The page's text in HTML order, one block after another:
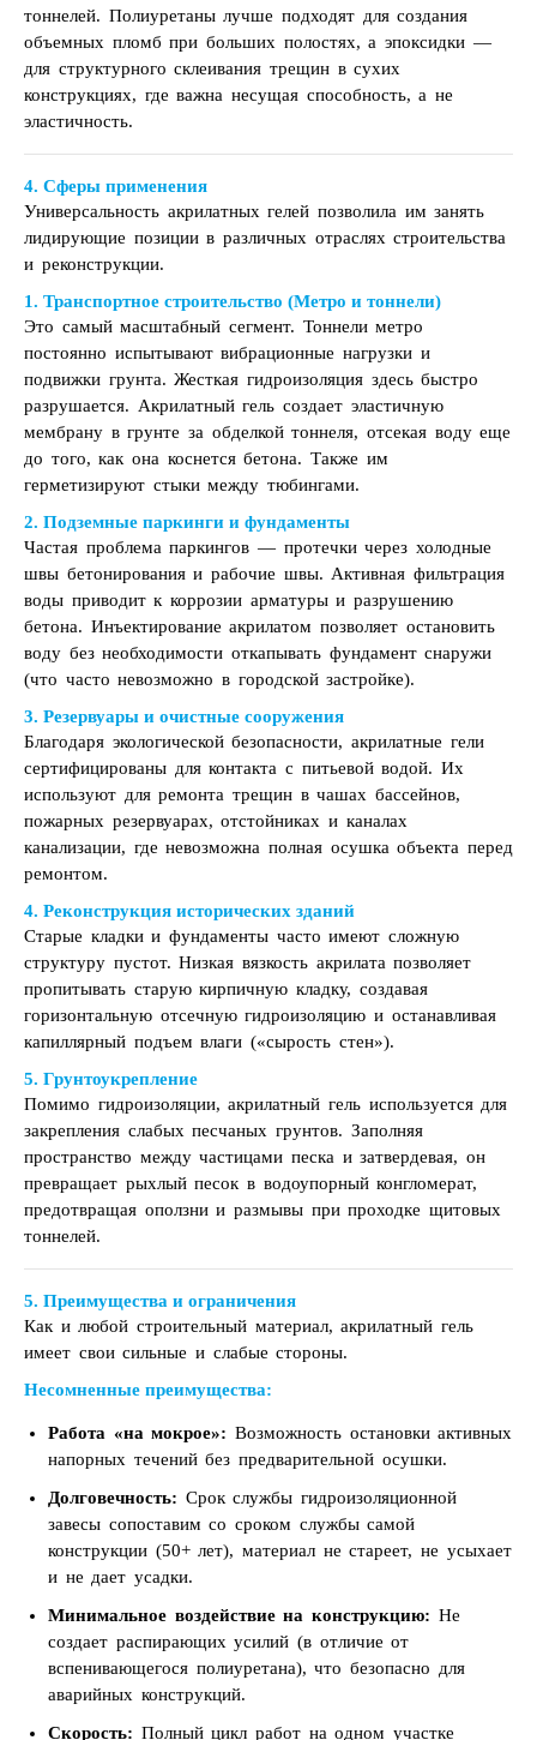
тоннелей. Полиуретаны лучше подходят для создания
объемных пломб при больших полостях, а эпоксидки —
для структурного склеивания трещин в сухих
конструкциях, где важна несущая способность, а не
эластичность.
4. Сферы применения
Универсальность акрилатных гелей позволила им занять
лидирующие позиции в различных отраслях строительства
и реконструкции.
1. Транспортное строительство (Метро и тоннели)
Это самый масштабный сегмент. Тоннели метро
постоянно испытывают вибрационные нагрузки и
подвижки грунта. Жесткая гидроизоляция здесь быстро
разрушается. Акрилатный гель создает эластичную
мембрану в грунте за обделкой тоннеля, отсекая воду еще
до того, как она коснется бетона. Также им
герметизируют стыки между тюбингами.
2. Подземные паркинги и фундаменты
Частая проблема паркингов — протечки через холодные
швы бетонирования и рабочие швы. Активная фильтрация
воды приводит к коррозии арматуры и разрушению
бетона. Инъектирование акрилатом позволяет остановить
воду без необходимости откапывать фундамент снаружи
(что часто невозможно в городской застройке).
3. Резервуары и очистные сооружения
Благодаря экологической безопасности, акрилатные гели
сертифицированы для контакта с питьевой водой. Их
используют для ремонта трещин в чашах бассейнов,
пожарных резервуарах, отстойниках и каналах
канализации, где невозможна полная осушка объекта перед
ремонтом.
4. Реконструкция исторических зданий
Старые кладки и фундаменты часто имеют сложную
структуру пустот. Низкая вязкость акрилата позволяет
пропитывать старую кирпичную кладку, создавая
горизонтальную отсечную гидроизоляцию и останавливая
капиллярный подъем влаги («сырость стен»).
5. Грунтоукрепление
Помимо гидроизоляции, акрилатный гель используется для
закрепления слабых песчаных грунтов. Заполняя
пространство между частицами песка и затвердевая, он
превращает рыхлый песок в водоупорный конгломерат,
предотвращая оползни и размывы при проходке щитовых
тоннелей.
5. Преимущества и ограничения
Как и любой строительный материал, акрилатный гель
имеет свои сильные и слабые стороны.
Несомненные преимущества:
Работа «на мокрое»: Возможность остановки активных
напорных течений без предварительной осушки.
Долговечность: Срок службы гидроизоляционной
завесы сопоставим со сроком службы самой
конструкции (50+ лет), материал не стареет, не усыхает
и не дает усадки.
Минимальное воздействие на конструкцию: Не
создает распирающих усилий (в отличие от
вспенивающегося полиуретана), что безопасно для
аварийных конструкций.
Скорость: Полный цикл работ на одном участке